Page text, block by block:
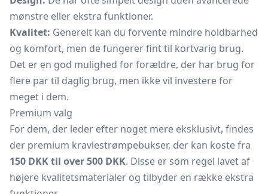
mønstre eller ekstra funktioner.
Kvalitet: Generelt kan du forvente mindre holdbarhed
og komfort, men de fungerer fint til kortvarig brug.
Det er en god mulighed for forældre, der har brug for
flere par til daglig brug, men ikke vil investere for
meget i dem.
Premium valg
For dem, der leder efter noget mere eksklusivt, findes
der premium kravlestrømpebukser, der kan koste fra
150 DKK til over 500 DKK. Disse er som regel lavet af
højere kvalitetsmaterialer og tilbyder en række ekstra